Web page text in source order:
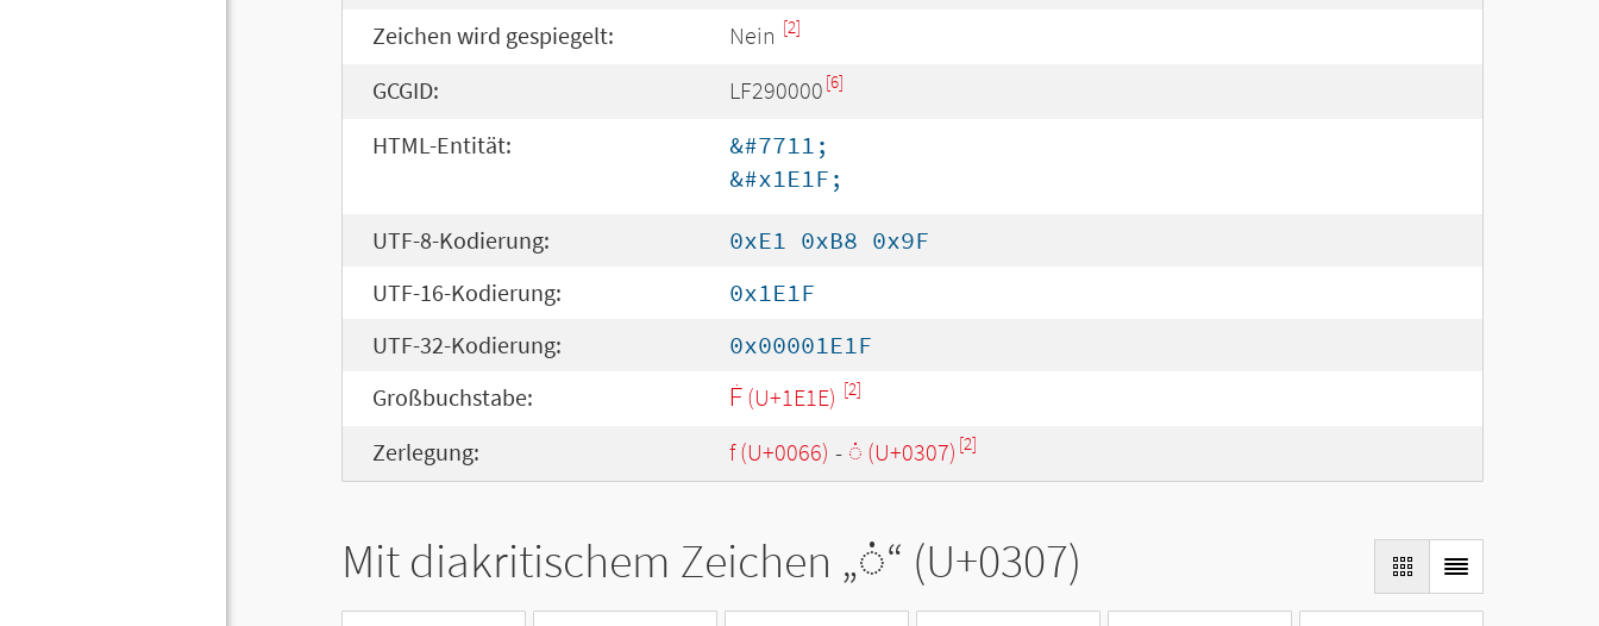
Zeichen wird gespiegelt: Nein [2]
GCGID: LF290000 [6]
HTML-Entität:
&#7711;
&#x1E1F;
UTF-8-Kodierung:
0xE1 0xB8 0x9F
UTF-16-Kodierung:
0x1E1F
UTF-32-Kodierung:
0x00001E1F
Großbuchstabe:
Ḟ (U+1E1E) [2]
Zerlegung: f (U+0066) - ◌̇ (U+0307) [2]
Mit diakritischem Zeichen „◌̇“ (U+0307)